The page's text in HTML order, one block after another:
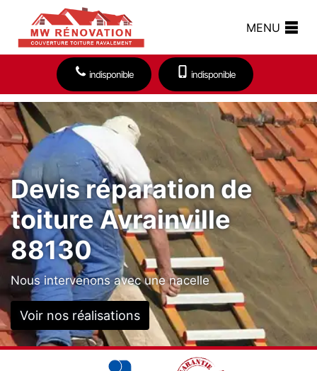
MENU
indisponible indisponible
Devis réparation de
toiture Avrainville
88130
Nous intervenons avec une nacelle
Voir nos réalisations